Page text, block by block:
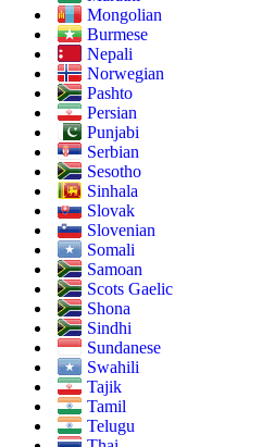
Mongolian
Burmese
Nepali
Norwegian
Pashto
Persian
Punjabi
Serbian
Sesotho
Sinhala
Slovak
Slovenian
Somali
Samoan
Scots Gaelic
Shona
Sindhi
Sundanese
Swahili
Tajik
Tamil
Telugu